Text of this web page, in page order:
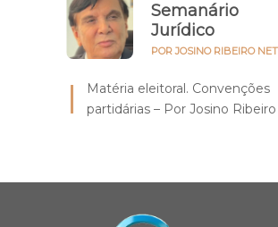
Semanário
Jurídico
POR JOSINO RIBEIRO
Matéria eleitoral. Convenções
partidárias – Por Josino Ribeiro